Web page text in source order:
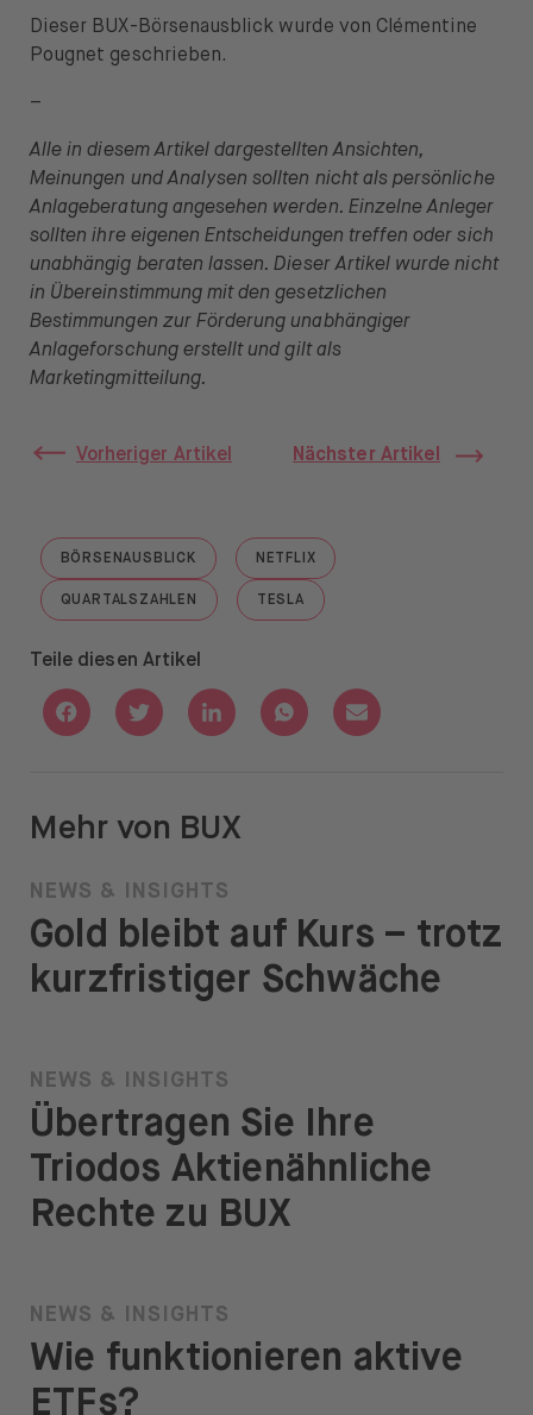
Dieser BUX-Börsenausblick wurde von Clémentine
Pougnet geschrieben.
–
Alle in diesem Artikel dargestellten Ansichten,
Meinungen und Analysen sollten nicht als persönliche
Anlageberatung angesehen werden. Einzelne Anleger
sollten ihre eigenen Entscheidungen treffen oder sich
unabhängig beraten lassen. Dieser Artikel wurde nicht
in Übereinstimmung mit den gesetzlichen
Bestimmungen zur Förderung unabhängiger
Anlageforschung erstellt und gilt als
Marketingmitteilung.
Vorheriger Artikel Nächster Artikel
BÖRSENAUSBLICK
GO TO "BÖRSENAUSBLICK"
NETFLIX
GO TO "NETFLIX"
QUARTALSZAHLEN
GO TO "QUARTALSZAHLEN"
TESLA
GO TO "TESLA"
Teile diesen Artikel
Share with Facebook
Share with Twitter
Share with Linkedin
Share with Whatsapp
Share with Email
Mehr von BUX
NEWS & INSIGHTS
Gold bleibt auf Kurs – trotz
kurzfristiger Schwäche
NEWS & INSIGHTS
Übertragen Sie Ihre
Triodos Aktienähnliche
Rechte zu BUX
NEWS & INSIGHTS
Wie funktionieren aktive
ETFs?